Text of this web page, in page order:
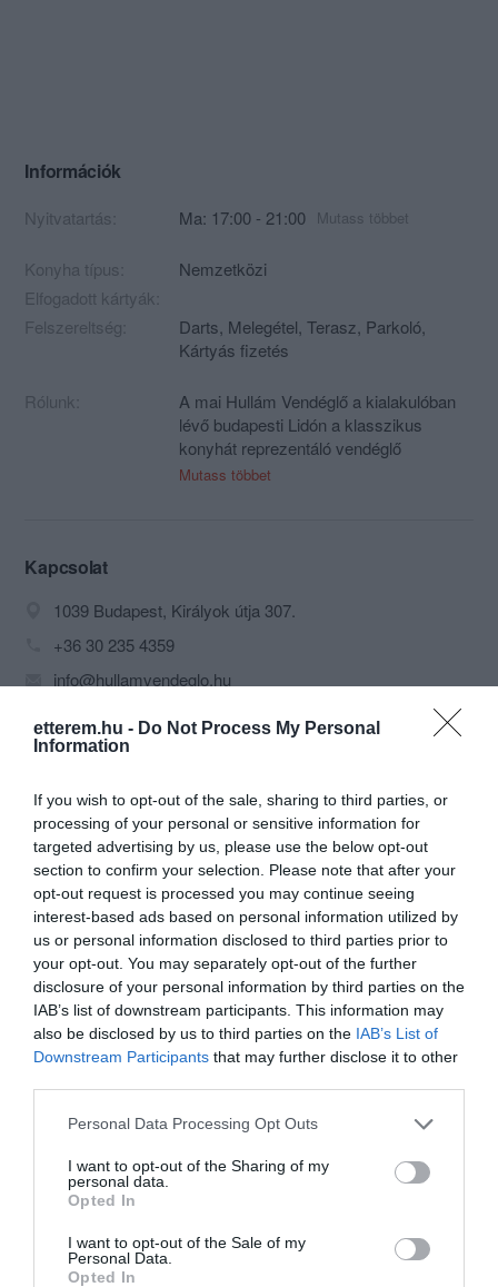
etterem.hu - Do Not Process My Personal
Information
If you wish to opt-out of the sale, sharing to third parties, or
processing of your personal or sensitive information for
targeted advertising by us, please use the below opt-out
section to confirm your selection. Please note that after your
opt-out request is processed you may continue seeing
interest-based ads based on personal information utilized by
us or personal information disclosed to third parties prior to
your opt-out. You may separately opt-out of the further
disclosure of your personal information by third parties on the
IAB’s list of downstream participants. This information may
also be disclosed by us to third parties on the IAB’s List of
Downstream Participants that may further disclose it to other
Please note that this website/app uses one or more Google
not limited to your visit or usage behaviour. You may click to
grant or deny consent to Google and its third-party tags to
use your data for below specified purposes in below Google
consent section.
Personal Data Processing Opt Outs
I want to opt-out of the Sharing of my
personal data.
Opted In
I want to opt-out of the Sale of my
Personal Data.
Opted In
Információk
Nyitvatartás: Ma: 17:00 - 21:00 Mutass többet
Konyha típus:
Nemzetközi
Elfogadott kártyák:
Felszereltség:
Darts, Melegétel, Terasz, Parkoló,
Kártyás fizetés
Rólunk:
A mai Hullám Vendéglő a kialakulóban
lévő budapesti Lidón a klasszikus
konyhát reprezentáló vendéglő
hagyományát kívánja feléleszteni.
Mutass többet
Kapcsolat
1039 Budapest, Királyok útja 307.
+36 30 235 4359
info@hullamvendeglo.hu
fb.com/Hull%C3%A1m-Vend%C3%A9gl%C5%91-767477853342788/
Probléma jelentése Te vagy a tulajdonos?